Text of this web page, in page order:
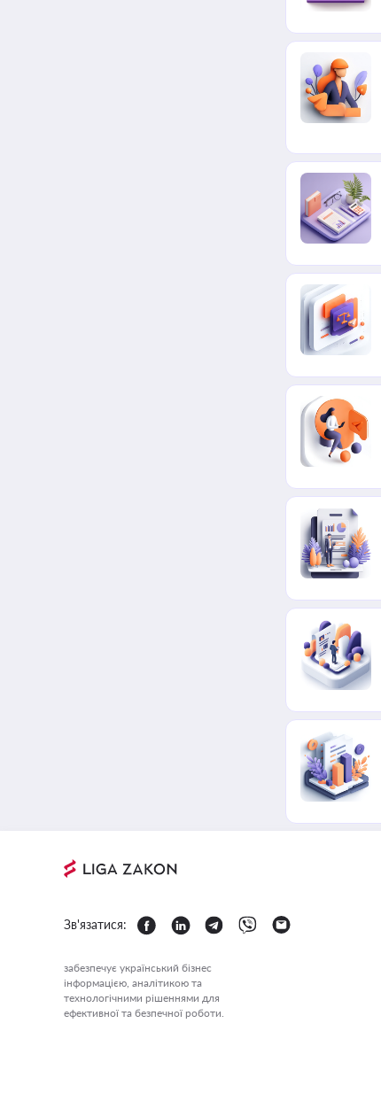
Зв'язатися:
забезпечує український бізнес
інформацією, аналітикою та
технологічними рішеннями для
ефективної та безпечної роботи.